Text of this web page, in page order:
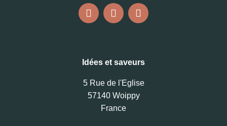
Idées et saveurs
5 Rue de l'Eglise
57140 Woippy
France